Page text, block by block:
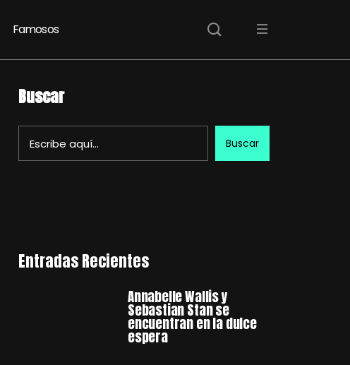
Famosos
Buscar
Buscar
Entradas Recientes
Annabelle Wallis y
Sebastian Stan se
encuentran en la dulce
espera